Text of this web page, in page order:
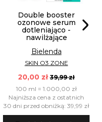
Double booster
ozonowe serum
dotleniająco -
nawilżające
Bielenda
SKIN O3 ZONE
20,00 zł 39,99 zł
100 ml = 1.000,00 zł
Najniższa cena z ostatnich
30 dni przed obniżką: 39,99 zł